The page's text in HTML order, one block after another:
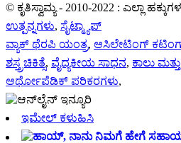
© ಕೃತಿಸ್ವಾಮ್ಯ - 2010-2022 : ಎಲ್ಲಾ
ಉತ್ಪನ್ನಗಳು, ಸೈಟ್ಮ್ಯಾಪ್
ವ್ಯಾಕ್ ಥೆರಪಿ ಯಂತ್ರ, ಆಸಿಲೇಟಿಂಗ್
ಶಸ್ತ್ರಚಿಕಿತ್ಸೆ, ವೈದ್ಯಕೀಯ ಸಾಧನ, ಕಾಲು
ಆರ್ಥೋಪೆಡಿಕ್ ಪರಿಕರಗಳು,
ಇಮೇಲ್ ಕಳುಹಿಸಿ